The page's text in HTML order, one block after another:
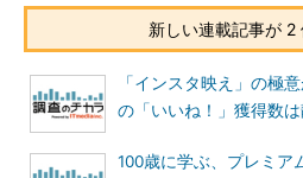
新しい連載記事が 2
「インスタ映え」の極
の「いいね！」獲得数
100歳に学ぶ、プレミア